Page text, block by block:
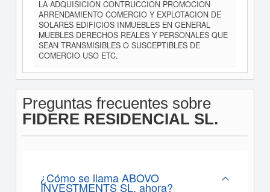
LA ADQUISICION CONTRUCCION PROMOCION
ARRENDAMIENTO COMERCIO Y EXPLOTACION DE
SOLARES EDIFICIOS INMUEBLES EN GENERAL
MUEBLES DERECHOS REALES Y PERSONALES QUE
SEAN TRANSMISIBLES O SUSCEPTIBLES DE
COMERCIO USO ETC.
Preguntas frecuentes sobre
FIDERE RESIDENCIAL SL.
¿Cómo se llama ABOVO
INVESTMENTS SL. ahora?